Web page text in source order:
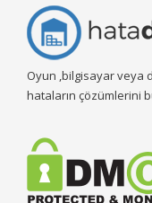
Oyun ,bilgisayar veya
hataların çözümlerini